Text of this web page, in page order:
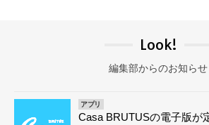
Look!
編集部からのお知らせ
アプリ
Casa BRUTUSの電子版が